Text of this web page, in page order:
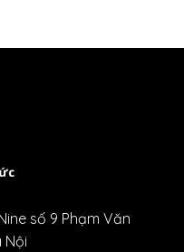
số 9 Phạm Văn
Nội